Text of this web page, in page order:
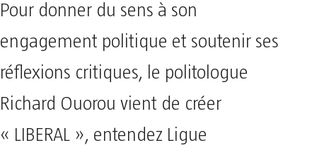
Pour donner du sens à son
engagement politique et soutenir ses
réflexions critiques, le politologue
Richard Ouorou vient de créer
« LIBERAL », entendez Ligue